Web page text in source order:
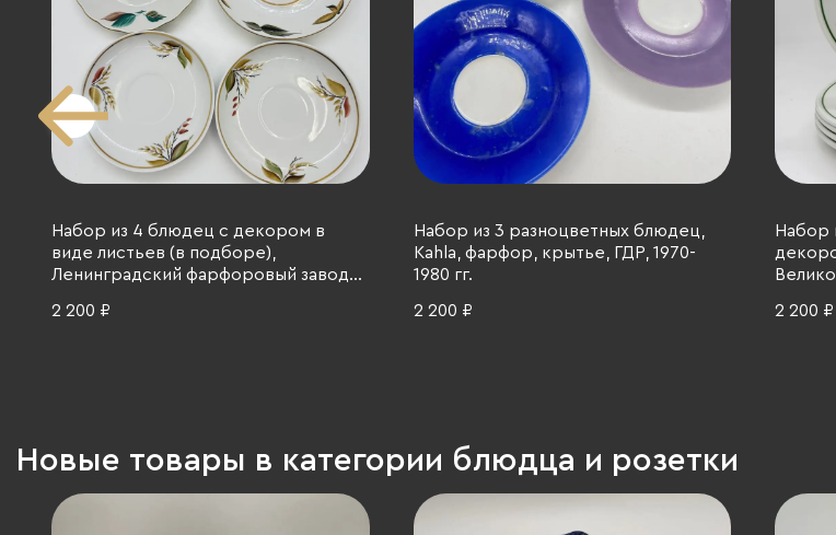
Набор из 4 блюдец с декором в
виде листьев (в подборе),
Ленинградский фарфоровый завод
СССР, 1970-1990 гг.
2 200 ₽
Набор из 3 разноцветных блюдец,
Kahla, фарфор, крытье, ГДР, 1970-
1980 гг.
2 200 ₽
Набор
2 200 ₽
Новые товары в категории блюдца и розетки